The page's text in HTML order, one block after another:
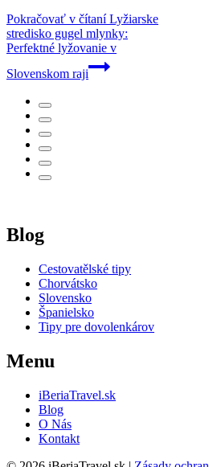
Pokračovať v čítaníLyžiarske
stredisko gugel mlynky:
Perfektné lyžovanie v
Slovenskom raji
Blog
Cestovatělské tipy
Chorvátsko
Slovensko
Španielsko
Tipy pre dovolenkárov
Menu
iBeriaTravel.sk
Blog
O Nás
Kontakt